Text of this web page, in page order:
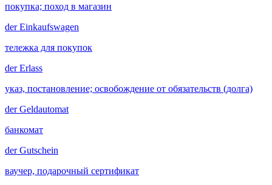
покупка; поход в магазин
derEinkaufswagen
тележка для покупок
derErlass
указ, постановление; освобождение от обязательств (долга)
derGeldautomat
банкомат
derGutschein
ваучер, подарочный сертификат